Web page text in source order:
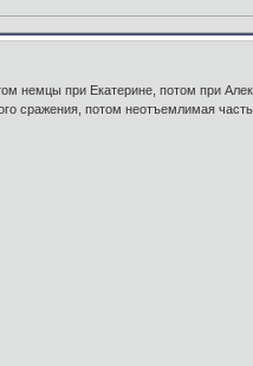
немцы при Екатерине, потом при
сражения, потом неотъемлимая